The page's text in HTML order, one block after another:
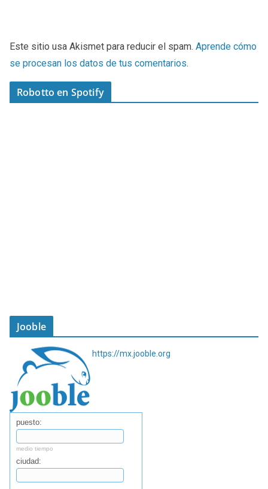
Este sitio usa Akismet para reducir el spam. Aprende cómo
se procesan los datos de tus comentarios.
Robotto en Spotify
Jooble
https://mx.jooble.org
puesto:
medio tiempo
ciudad: